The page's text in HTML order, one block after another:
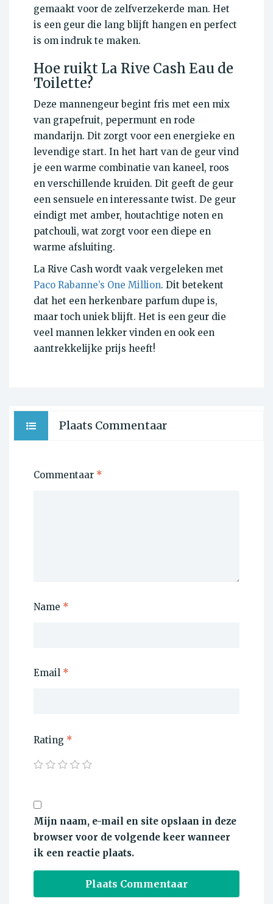
gemaakt voor de zelfverzekerde man. Het
is een geur die lang blijft hangen en perfect
is om indruk te maken.
Hoe ruikt La Rive Cash Eau de
Toilette?
Deze mannengeur begint fris met een mix
van grapefruit, pepermunt en rode
mandarijn. Dit zorgt voor een energieke en
levendige start. In het hart van de geur vind
je een warme combinatie van kaneel, roos
en verschillende kruiden. Dit geeft de geur
een sensuele en interessante twist. De geur
eindigt met amber, houtachtige noten en
patchouli, wat zorgt voor een diepe en
warme afsluiting.
La Rive Cash wordt vaak vergeleken met
Paco Rabanne’s One Million. Dit betekent
dat het een herkenbare parfum dupe is,
maar toch uniek blijft. Het is een geur die
veel mannen lekker vinden en ook een
aantrekkelijke prijs heeft!
Plaats Commentaar
Commentaar *
Name *
Email *
Rating *
Mijn naam, e-mail en site opslaan in deze
browser voor de volgende keer wanneer
ik een reactie plaats.